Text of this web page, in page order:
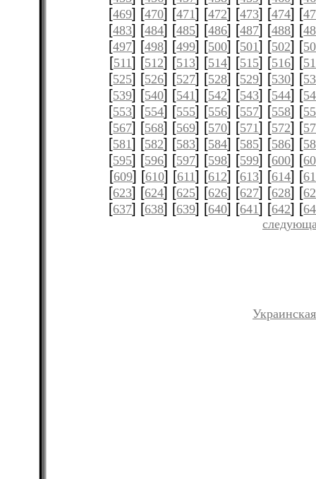
[469] [470] [471] [472] [473] [474] [
[483] [484] [485] [486] [487] [488] [
[497] [498] [499] [500] [501] [502] [
[511] [512] [513] [514] [515] [516] [
[525] [526] [527] [528] [529] [530] [
[539] [540] [541] [542] [543] [544] [
[553] [554] [555] [556] [557] [558] [
[567] [568] [569] [570] [571] [572] [
[581] [582] [583] [584] [585] [586] [
[595] [596] [597] [598] [599] [600] [
[609] [610] [611] [612] [613] [614] [
[623] [624] [625] [626] [627] [628] [
[637] [638] [639] [640] [641] [642] [